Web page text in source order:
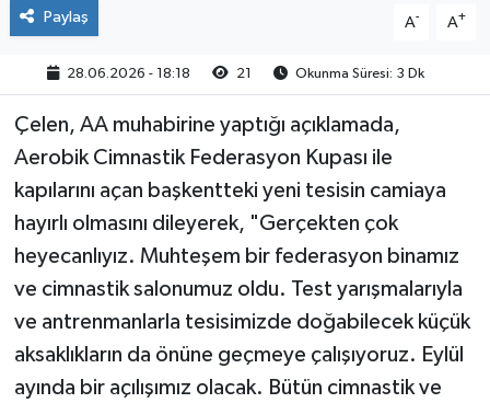
Paylaş A A+
28.06.2026 - 18:18 21 Okunma Süresi: 3 Dk
Çelen, AA muhabirine yaptığı açıklamada,
Aerobik Cimnastik Federasyon Kupası ile
kapılarını açan başkentteki yeni tesisin camiaya
hayırlı olmasını dileyerek, "Gerçekten çok
heyecanlıyız. Muhteşem bir federasyon binamız
ve cimnastik salonumuz oldu. Test yarışmalarıyla
ve antrenmanlarla tesisimizde doğabilecek küçük
aksaklıkların da önüne geçmeye çalışıyoruz. Eylül
ayında bir açılışımız olacak. Bütün cimnastik ve